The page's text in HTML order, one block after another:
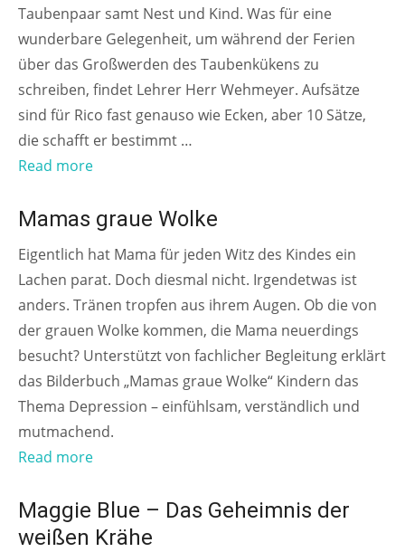
Taubenpaar samt Nest und Kind. Was für eine
wunderbare Gelegenheit, um während der Ferien
über das Großwerden des Taubenkükens zu
schreiben, findet Lehrer Herr Wehmeyer. Aufsätze
sind für Rico fast genauso wie Ecken, aber 10 Sätze,
die schafft er bestimmt …
Read more
AB 3 JAHREN
Mamas graue Wolke
Eigentlich hat Mama für jeden Witz des Kindes ein
Lachen parat. Doch diesmal nicht. Irgendetwas ist
anders. Tränen tropfen aus ihrem Augen. Ob die von
der grauen Wolke kommen, die Mama neuerdings
besucht? Unterstützt von fachlicher Begleitung erklärt
das Bilderbuch „Mamas graue Wolke“ Kindern das
Thema Depression – einfühlsam, verständlich und
mutmachend.
Read more
AB 11 JAHREN
Maggie Blue – Das Geheimnis der
weißen Krähe